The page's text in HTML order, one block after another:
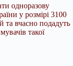
одноразову
у розмірі 3100
та вчасно подадуть
такої